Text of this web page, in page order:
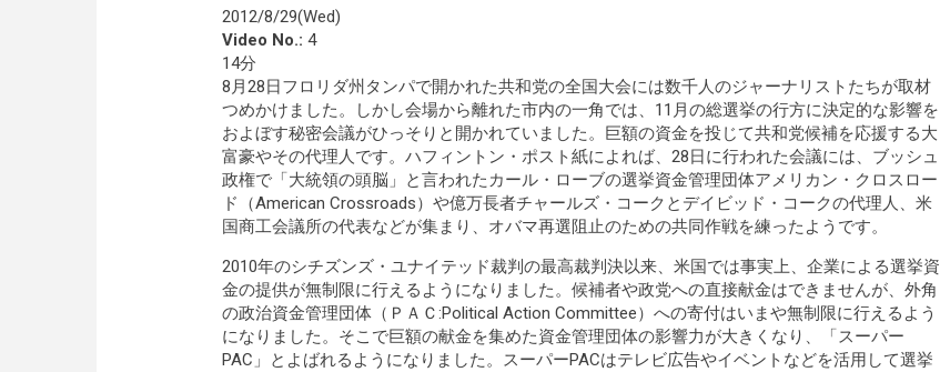
2012/8/29(Wed)
Video No.: 4
14分
8月28日フロリダ州タンパで開かれた共和党の全国大会には数千人のジャーナリストたちが取材
つめかけました。しかし会場から離れた市内の一角では、11月の総選挙の行方に決定的な影響を
およぼす秘密会議がひっそりと開かれていました。巨額の資金を投じて共和党候補を応援する大
富豪やその代理人です。ハフィントン・ポスト紙によれば、28日に行われた会議には、ブッシュ
政権で「大統領の頭脳」と言われたカール・ローブの選挙資金管理団体アメリカン・クロスロー
ド（American Crossroads）や億万長者チャールズ・コークとデイビッド・コークの代理人、米
国商工会議所の代表などが集まり、オバマ再選阻止のための共同作戦を練ったようです。
2010年のシチズンズ・ユナイテッド裁判の最高裁判決以来、米国では事実上、企業による選挙資
金の提供が無制限に行えるようになりました。候補者や政党への直接献金はできませんが、外角
の政治資金管理団体（ＰＡＣ:Political Action Committee）への寄付はいまや無制限に行えるよう
になりました。そこで巨額の献金を集めた資金管理団体の影響力が大きくなり、「スーパー
PAC」とよばれるようになりました。スーパーPACはテレビ広告やイベントなどを活用して選挙